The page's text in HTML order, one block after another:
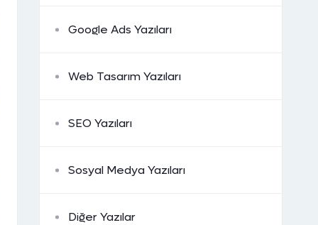
Google Ads Yazıları
Web Tasarım Yazıları
SEO Yazıları
Sosyal Medya Yazıları
Diğer Yazılar